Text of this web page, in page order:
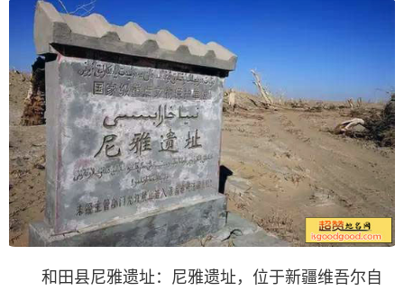
和田县尼雅遗址：尼雅遗址，位于新疆维吾尔自